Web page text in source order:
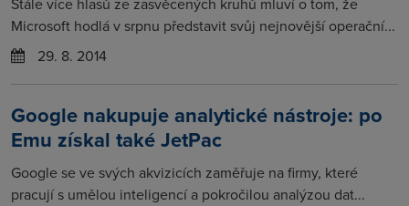
Microsoft hodlá v srpnu představit svůj nejnovější operační...
29. 8. 2014
Google nakupuje analytické nástroje: po
Emu získal také JetPac
Google se ve svých akvizicích zaměřuje na firmy, které
pracují s umělou inteligencí a pokročilou analýzou dat...